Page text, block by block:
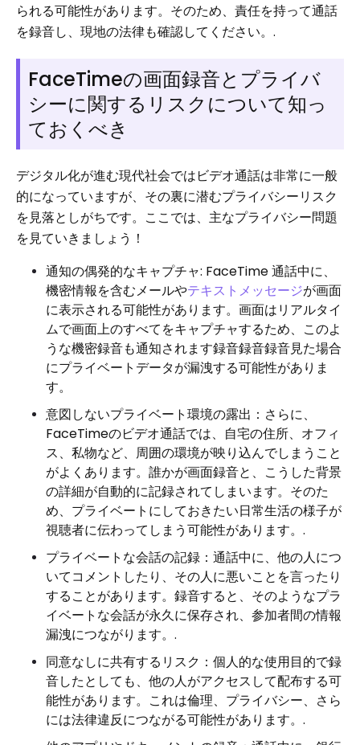
られる可能性があります。そのため、責任を持って通話
を録音し、現地の法律も確認してください。.
FaceTimeの画面録音とプライバ
シーに関するリスクについて知っ
ておくべき
デジタル化が進む現代社会ではビデオ通話は非常に一般
的になっていますが、その裏に潜むプライバシーリスク
を見落としがちです。ここでは、主なプライバシー問題
を見ていきましょう！
通知の偶発的なキャプチャ: FaceTime 通話中に、
機密情報を含むメールやテキストメッセージが画面
に表示される可能性があります。画面はリアルタイ
ムで画面上のすべてをキャプチャするため、このよ
うな機密録音も通知されます録音録音録音見た場合
にプライベートデータが漏洩する可能性がありま
す。
意図しないプライベート環境の露出：さらに、
FaceTimeのビデオ通話では、自宅の住所、オフィ
ス、私物など、周囲の環境が映り込んでしまうこと
がよくあります。誰かが画面録音と、こうした背景
の詳細​​が自動的に記録されてしまいます。そのた
め、プライベートにしておきたい日常生活の様子が
視聴者に伝わってしまう可能性があります。.
プライベートな会話の記録：通話中に、他の人につ
いてコメントしたり、その人に悪いことを言ったり
することがあります。録音すると、そのようなプラ
イベートな会話が永久に保存され、参加者間の情報
漏洩につながります。.
同意なしに共有するリスク：個人的な使用目的で録
音したとしても、他の人がアクセスして配布する可
能性があります。これは倫理、プライバシー、さら
には法律違反につながる可能性があります。.